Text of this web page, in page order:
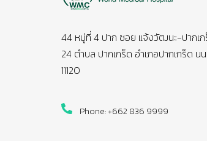
44 หมู่ที่ 4 ปาก ซอย แจ้งวัฒนะ-ปากเ
24 ตำบล ปากเกร็ด อำเภอปากเกร็ด น
11120
Phone: +662 836 9999